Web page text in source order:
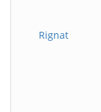
Rignat